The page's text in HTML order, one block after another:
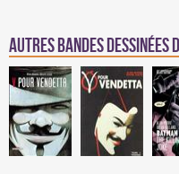
Autres Bandes Dessinées